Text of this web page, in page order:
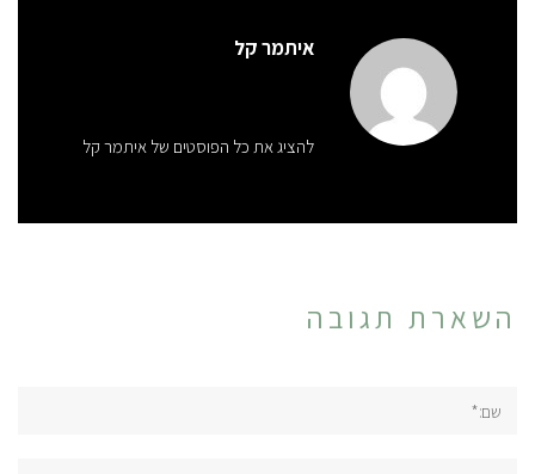
איתמר קל
להציג את כל הפוסטים של איתמר קל
השארת תגובה